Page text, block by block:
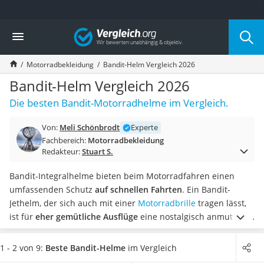
Die beliebtesten Vergleiche nach Kategorie
Auto & Motor
Fahrradträger-Anhängerkupplung (4 Fahrräder)
Fahrradträger
Fahrradträger (Anhängerkupplung)
Fahrradträger 3 Fahrräder
Benzinkanister (20 l)
Fahrradträger E-Bike
Benzinkanister
Wagenheber 3t
AGM-Batterie Wohnmobil
Thule-Fahrradträger
FM-Transmitter
Sommerreifen 205/55 R16
Autobatterie-Ladegerät
Vergleich
Motorradbekleidung Bandit-Helm Vergleich 2026
Bandit-Helm Vergleich 2026
Die besten Bandit-Motorradhelme im Vergleich.
Von: Meli Schönbrodt
Experte
Fachbereich: Motorradbekleidung
Redakteur:Stuart S.
Bandit-Integralhelme bieten beim Motorradfahren einen
umfassenden Schutz auf schnellen Fahrten. Ein Bandit-
Jethelm, der sich auch mit einer Motorradbrille tragen lässt,
ist für eher gemütliche Ausflüge eine nostalgisch anmutende
Alternative. Aus Sicherheitsgründen raten Online-Tests
immerzu Modellen mit ECE-Zertifizierung
Bandit-Jethelme
1 - 2 von 9: Beste Bandit-Helme im Vergleich